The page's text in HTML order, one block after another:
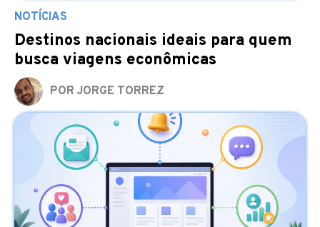
NOTÍCIAS
Destinos nacionais ideais para quem
busca viagens econômicas
POR JORGE TORREZ